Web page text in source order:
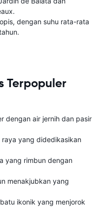
dengan suhu rata-rata
Terpopuler
dengan air jernih dan pasir
raya yang didedikasikan
yang rimbun dengan
menakjubkan yang
ikonik yang menjorok